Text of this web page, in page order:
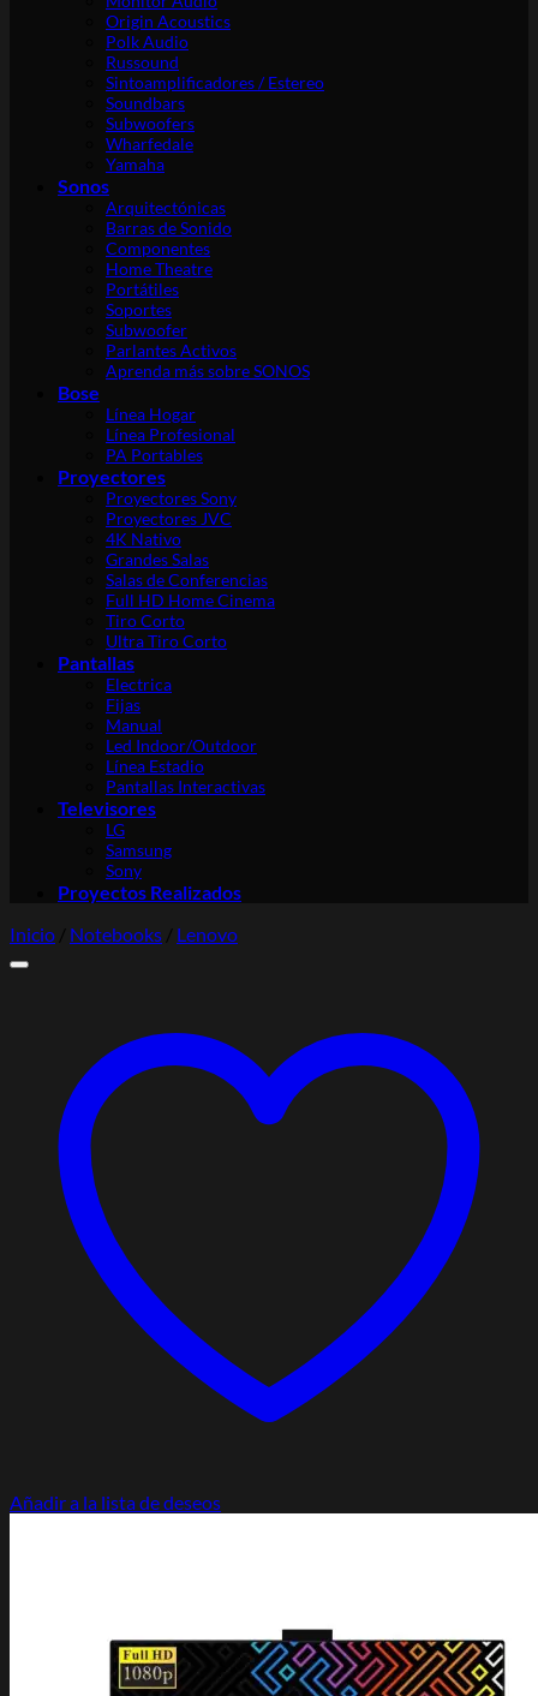
Origin Acoustics
Polk Audio
Russound
Sintoamplificadores / Estereo
Soundbars
Subwoofers
Wharfedale
Yamaha
Sonos
Arquitectónicas
Barras de Sonido
Componentes
Home Theatre
Portátiles
Soportes
Subwoofer
Parlantes Activos
Aprenda más sobre SONOS
Bose
Línea Hogar
Línea Profesional
PA Portables
Proyectores
Proyectores Sony
Proyectores JVC
4K Nativo
Grandes Salas
Salas de Conferencias
Full HD Home Cinema
Tiro Corto
Ultra Tiro Corto
Pantallas
Electrica
Fijas
Manual
Led Indoor/Outdoor
Línea Estadio
Pantallas Interactivas
Televisores
LG
Samsung
Sony
Proyectos Realizados
Inicio / Notebooks / Lenovo
Añadir a la lista de deseos